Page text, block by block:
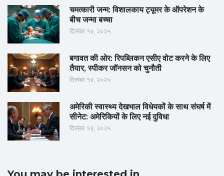
चमत्कारी जन्म: विशालकाय ट्यूमर के ऑपरेशन के
बीच जन्मा बच्चा
दिसंबर १४, २०२५
बगावत की ओर: रिपब्लिकन एसीए वोट करने के लिए
तैयार, स्पीकर जॉनसन को चुनौती
दिसंबर १४, २०२५
अमेरिकी स्वास्थ्य देखभाल विधेयकों के साथ संघर्ष में
सीनेट: अमेरिकियों के लिए नई दुविधा
दिसंबर १३, २०२५